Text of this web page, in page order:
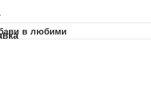
в любими